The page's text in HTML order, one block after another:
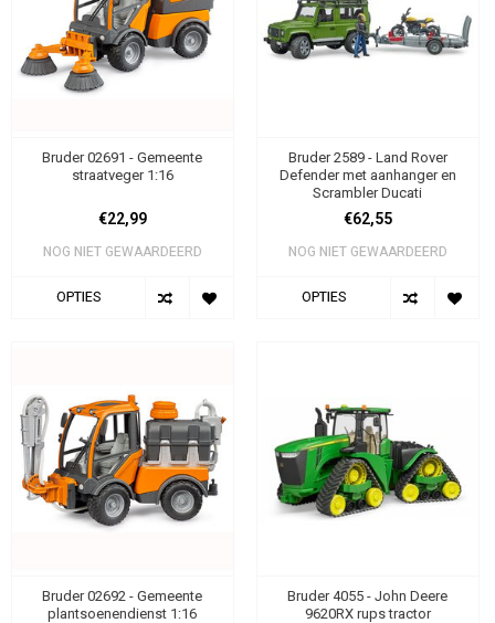
Bruder 02691 - Gemeente
straatveger 1:16
€22,99
NOG NIET GEWAARDEERD
OPTIES
Bruder 2589 - Land Rover
Defender met aanhanger en
Scrambler Ducati
€62,55
NOG NIET GEWAARDEERD
OPTIES
Bruder 02692 - Gemeente
plantsoenendienst 1:16
Bruder 4055 - John Deere
9620RX rups tractor